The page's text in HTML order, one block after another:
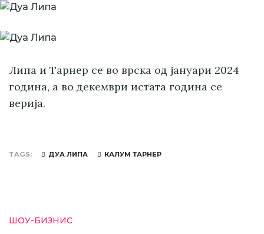
Липа и Тарнер се во врска од јануари 2024
година, а во декември истата година се
верија.
TAGS ДУА ЛИПА КАЛУМ ТАРНЕР
ШОУ-БИЗНИС